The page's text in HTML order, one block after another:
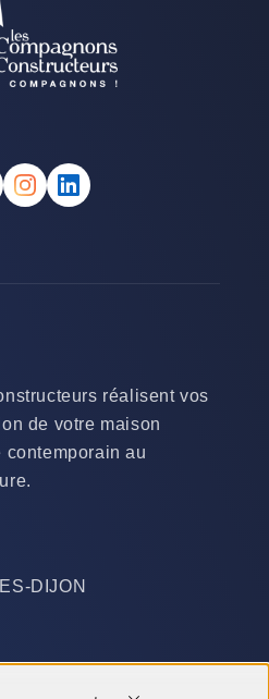
réalisent vos
de votre maison
au
DIJON